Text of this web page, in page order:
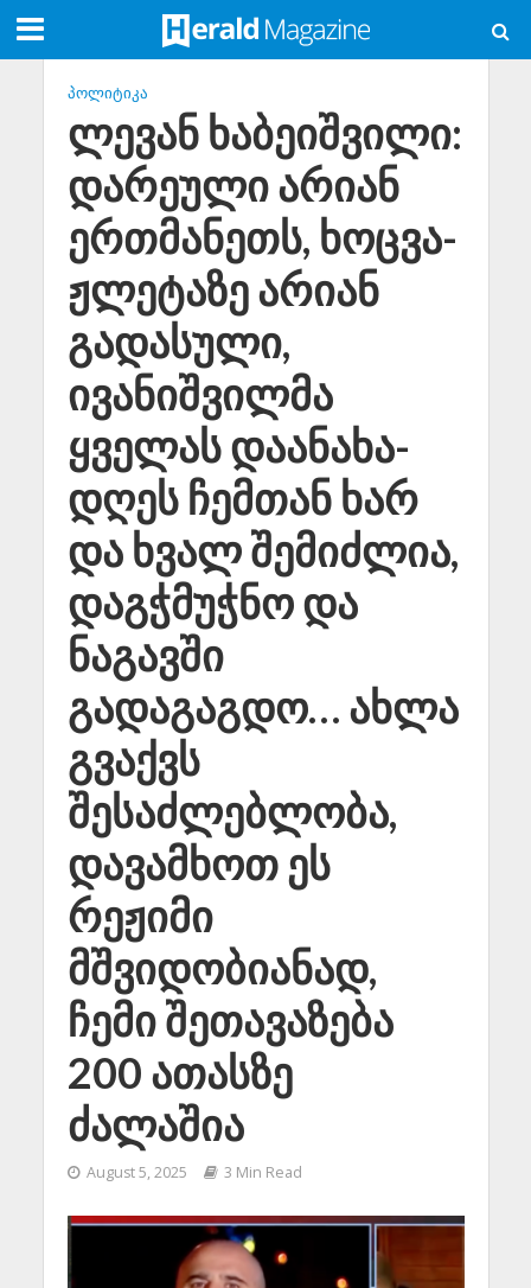
ᲞᲝᲚᲘᲢᲘᲙᲐ
ლევან ხაბეიშვილი:
დარეული არიან
ერთმანეთს, ხოცვა-
ჟლეტაზე არიან
გადასული,
ივანიშვილმა
ყველას დაანახა-
დღეს ჩემთან ხარ
და ხვალ შემიძლია,
დაგჭმუჭნო და
ნაგავში
გადაგაგდო… ახლა
გვაქვს
შესაძლებლობა,
დავამხოთ ეს
რეჟიმი
მშვიდობიანად,
ჩემი შეთავაზება
200 ათასზე
ძალაშია
August 5, 2025 3 Min Read